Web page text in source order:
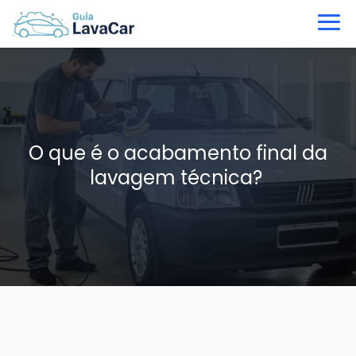
O que é o acabamento final da
lavagem técnica?